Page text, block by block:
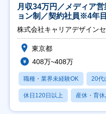
月収34万円／メディア
ョン制／契約社員※4年
株式会社キャリアデザイン
東京都
408万~408万
職種・業界未経験OK 20代
休日120日以上 産休・育休